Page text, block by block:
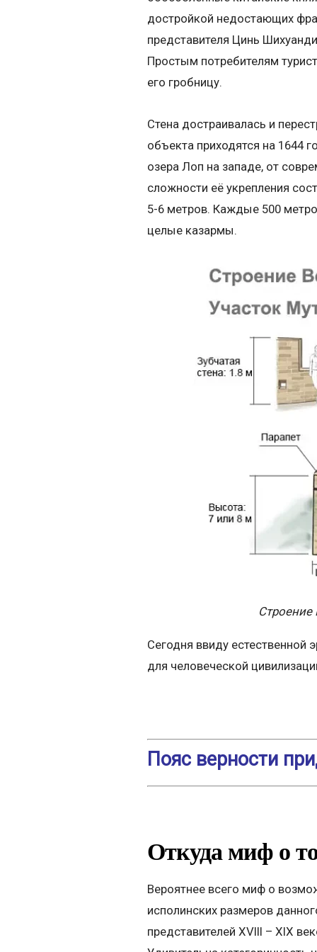
достройкой недостающих
представителя Цинь
Простым потребителям
его гробницу.
Стена достраивалась и
объекта приходятся на 1644
озера Лоп на западе, от
сложности её укрепления
5-6 метров. Каждые 500
целые казармы.
Строение
Сегодня ввиду естественной
для человеческой
Пояс верности
Откуда миф о
Вероятнее всего миф о
исполинских размеров
представителей ХVIII – XIX